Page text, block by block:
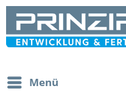
Menü